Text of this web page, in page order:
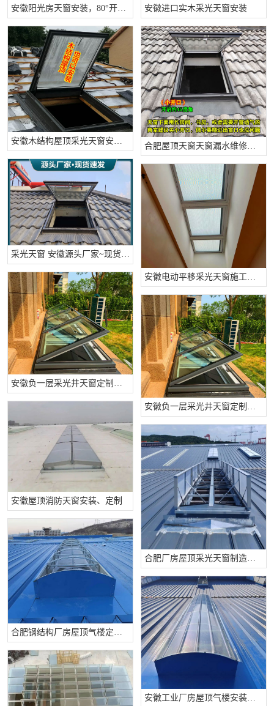
安徽阳光房天窗安装，80°开启 享受自然 安徽进口实木采光天窗安装
安徽木结构屋顶采光天窗安装公司推荐
合肥屋顶天窗天窗漏水维修工程
安徽电动平移采光天窗施工公司
安徽负一层采光井天窗定制工程
安徽屋顶消防天窗安装、定制
安徽工业厂房屋顶气楼安装工程